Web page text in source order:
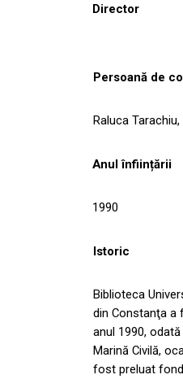
Director
Persoană de
Raluca
Anul înființării
1990
Istoric
Biblioteca
din Constanţa a
anul 1990,
Marină Civilă,
fost preluat